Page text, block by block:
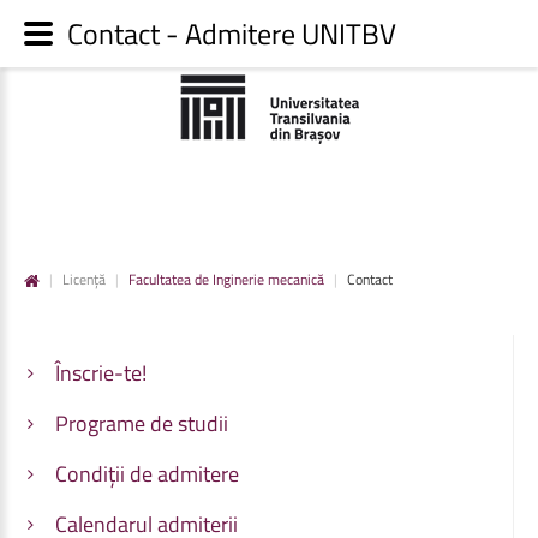
| Licență | Facultatea de Inginerie mecanică | Contact
Înscrie-te!
Programe de studii
Condiții de admitere
Calendarul admiterii
Contact - Admitere UNITBV